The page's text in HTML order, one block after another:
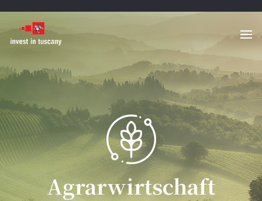
Agrarwirtschaft